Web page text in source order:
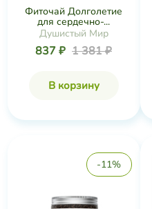
Фиточай Долголетие
для сердечно-...
Душистый Мир
837 ₽ 1 381 ₽
В корзину
-11%